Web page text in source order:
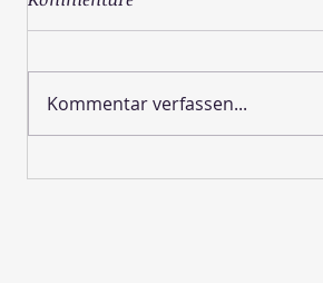
Wie sieht die Schöpfung
Kommentar verfassen...